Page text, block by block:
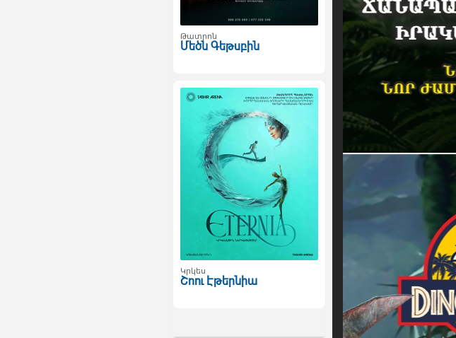
Թատրոն
Մեծն Գեթսբին
Կրկես
Շոու Էթերնիա